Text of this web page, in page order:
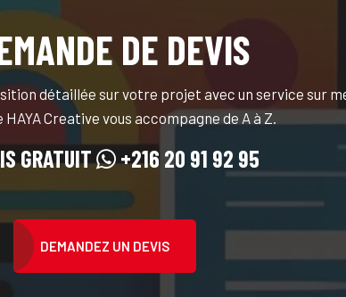
DE DEVIS
détaillée sur votre projet avec un service sur
HAYA Creative vous accompagne de A à Z.
GRATUIT +216 20 91 92 95
DEMANDEZ UN DEVIS